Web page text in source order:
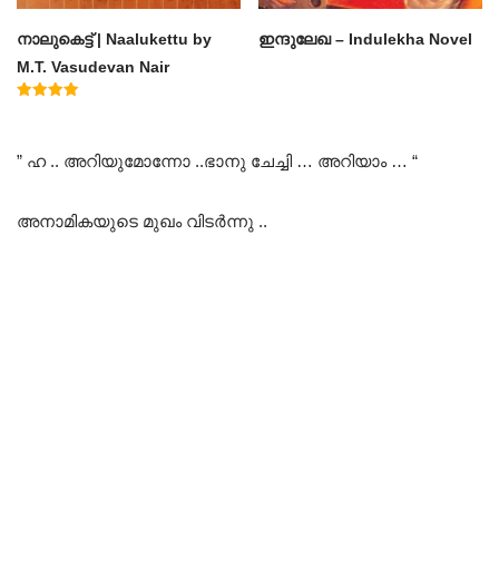
നാലുകെട്ട് | Naalukettu by
M.T. Vasudevan Nair
ഇന്ദുലേഖ – Indulekha Novel
” ഹ .. അറിയുമോന്നോ ..ഭാനു ചേച്ചി … അറിയാം … “
അനാമികയുടെ മുഖം വിടർന്നു ..